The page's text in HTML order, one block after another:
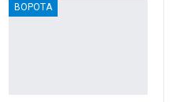
ВОРОТА